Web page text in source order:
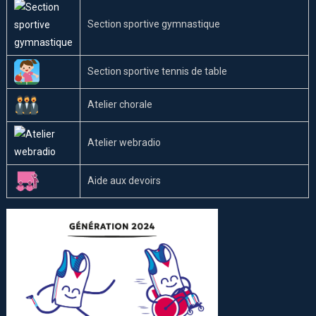
Section sportive gymnastique
Section sportive tennis de table
Atelier chorale
Atelier webradio
Aide aux devoirs